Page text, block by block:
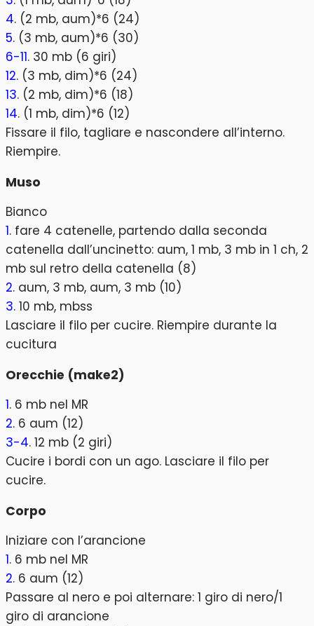
4. (2 mb, aum)*6 (24)
5. (3 mb, aum)*6 (30)
6-11. 30 mb (6 giri)
12. (3 mb, dim)*6 (24)
13. (2 mb, dim)*6 (18)
14. (1 mb, dim)*6 (12)
Fissare il filo, tagliare e nascondere all’interno.
Riempire.
Muso
Bianco
1. fare 4 catenelle, partendo dalla seconda
catenella dall’uncinetto: aum, 1 mb, 3 mb in 1 ch, 2
mb sul retro della catenella (8)
2. aum, 3 mb, aum, 3 mb (10)
3. 10 mb, mbss
Lasciare il filo per cucire. Riempire durante la
cucitura
Orecchie (make2)
1. 6 mb nel MR
2. 6 aum (12)
3-4. 12 mb (2 giri)
Cucire i bordi con un ago. Lasciare il filo per
cucire.
Corpo
Iniziare con l’arancione
1. 6 mb nel MR
2. 6 aum (12)
Passare al nero e poi alternare: 1 giro di nero/1
giro di arancione